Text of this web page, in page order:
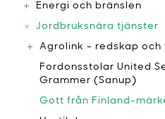
Energi och bränslen
Jordbruksnära tjänster
Agrolink - redskap
Fordonsstolar United
Grammer (Sanup)
​Gott från Finland-